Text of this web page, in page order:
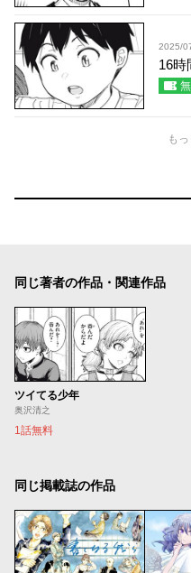
2025/
16
も
同じ著者の作品・関連作品
ツイてる少年
奥沢清之
1話無料
同じ掲載誌の作品